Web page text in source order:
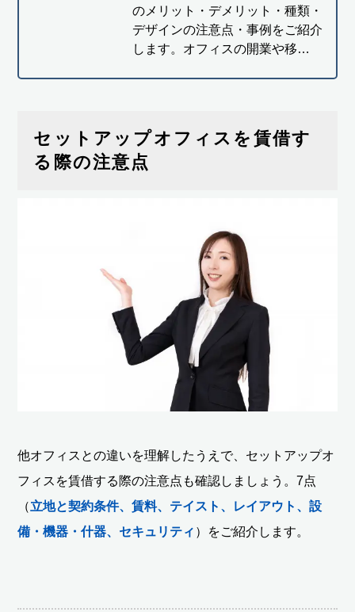
のメリット・デメリット・種類・
デザインの注意点・事例をご紹介
します。オフィスの開業や移…
セットアップオフィスを賃借す
る際の注意点
他オフィスとの違いを理解したうえで、セットアップオ
フィスを賃借する際の注意点も確認しましょう。7点
（立地と契約条件、賃料、テイスト、レイアウト、設
備・機器・什器、セキュリティ ）をご紹介します。